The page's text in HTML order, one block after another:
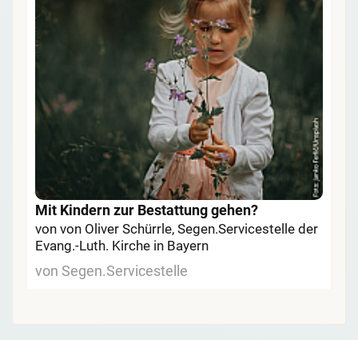
Mit Kindern zur Bestattung gehen?
von von Oliver Schürrle, Segen.Servicestelle der
Evang.-Luth. Kirche in Bayern
von Segen.Servicestelle